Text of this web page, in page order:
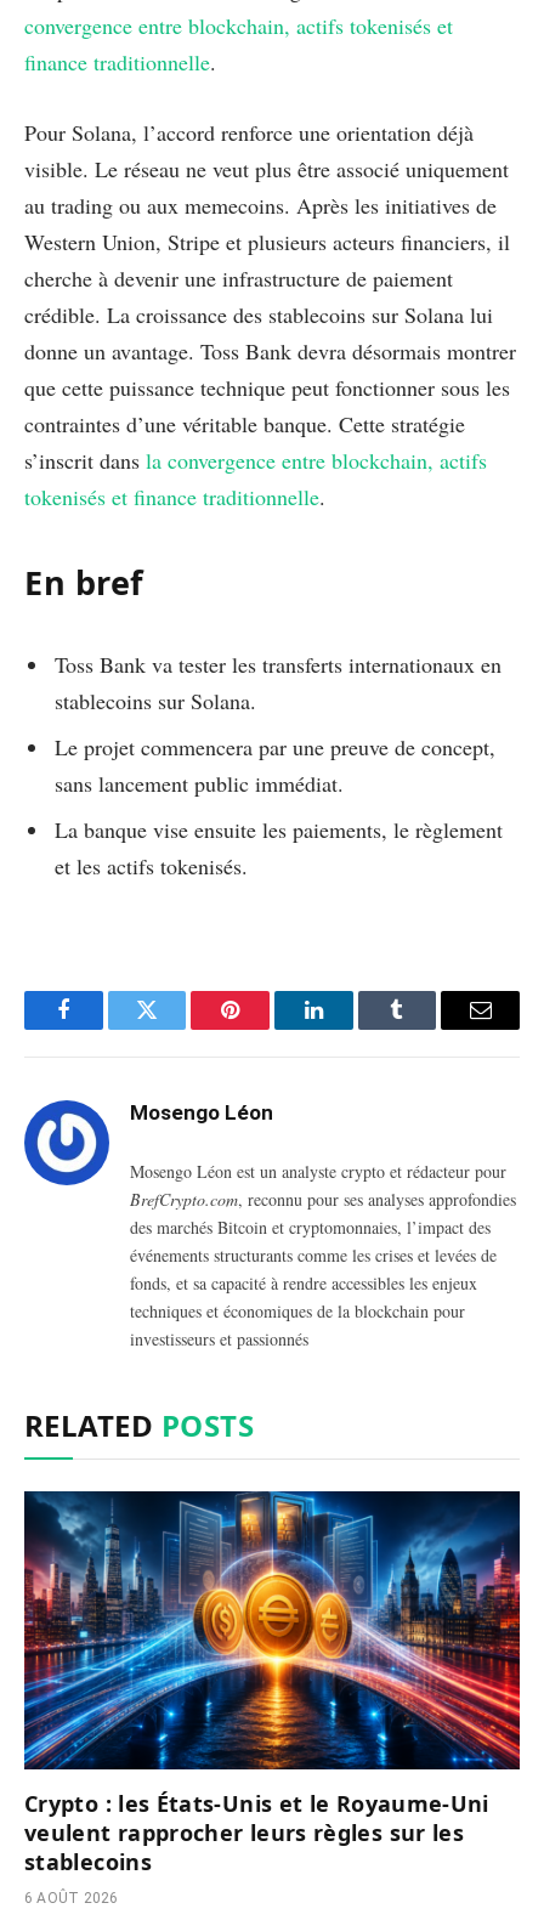
convergence entre blockchain, actifs tokenisés et
finance traditionnelle.
Pour Solana, l’accord renforce une orientation déjà
visible. Le réseau ne veut plus être associé uniquement
au trading ou aux memecoins. Après les initiatives de
Western Union, Stripe et plusieurs acteurs financiers, il
cherche à devenir une infrastructure de paiement
crédible. La croissance des stablecoins sur Solana lui
donne un avantage. Toss Bank devra désormais montrer
que cette puissance technique peut fonctionner sous les
contraintes d’une véritable banque. Cette stratégie
s’inscrit dans la convergence entre blockchain, actifs
tokenisés et finance traditionnelle.
En bref
Toss Bank va tester les transferts internationaux en
stablecoins sur Solana.
Le projet commencera par une preuve de concept,
sans lancement public immédiat.
La banque vise ensuite les paiements, le règlement
et les actifs tokenisés.
FacebookTwitter Pinterest LinkedInTumblr Email
Mosengo Léon
Mosengo Léon est un analyste crypto et rédacteur pour
BrefCrypto.com, reconnu pour ses analyses approfondies
des marchés Bitcoin et cryptomonnaies, l’impact des
événements structurants comme les crises et levées de
fonds, et sa capacité à rendre accessibles les enjeux
techniques et économiques de la blockchain pour
investisseurs et passionnés
RELATED POSTS
Crypto : les États-Unis et le Royaume-Uni
veulent rapprocher leurs règles sur les
stablecoins
6 AOÛT 2026